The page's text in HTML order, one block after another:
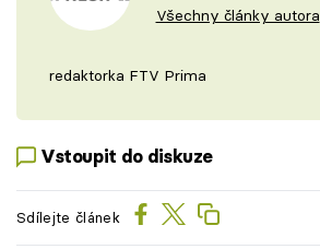
Všechny články autora
redaktorka FTV Prima
Vstoupit do diskuze
Sdílejte článek